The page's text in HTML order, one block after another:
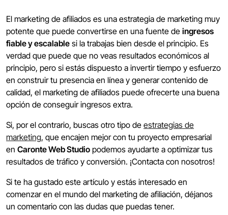
El marketing de afiliados es una estrategia de marketing muy
potente que puede convertirse en una fuente de ingresos
fiable y escalable si la trabajas bien desde el principio. Es
verdad que puede que no veas resultados económicos al
principio, pero si estás dispuesto a invertir tiempo y esfuerzo
en construir tu presencia en línea y generar contenido de
calidad, el marketing de afiliados puede ofrecerte una buena
opción de conseguir ingresos extra.
Si, por el contrario, buscas otro tipo de estrategias de
marketing, que encajen mejor con tu proyecto empresarial
en Caronte Web Studio podemos ayudarte a optimizar tus
resultados de tráfico y conversión. ¡Contacta con nosotros!
Si te ha gustado este artículo y estás interesado en
comenzar en el mundo del marketing de afiliación, déjanos
un comentario con las dudas que puedas tener.